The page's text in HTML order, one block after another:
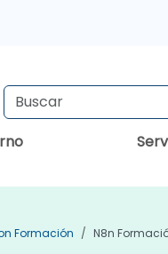
Formación N8n